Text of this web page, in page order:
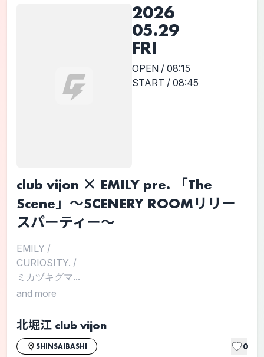
2026
05.29
FRI
OPEN / 08:15
START / 08:45
club vijon × EMILY pre. 「The
Scene」〜SCENERY ROOMリリー
スパーティー〜
EMILY /
CURIOSITY. /
ミカヅキグマ...
and more
北堀江 club vijon
SHINSAIBASHI 0